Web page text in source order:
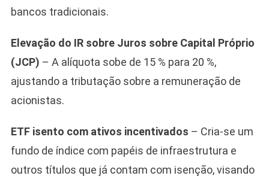
bancos tradicionais.
Elevação do IR sobre Juros sobre Capital Próprio
(JCP) – A alíquota sobe de 15 % para 20 %,
ajustando a tributação sobre a remuneração de
acionistas.
ETF isento com ativos incentivados – Cria-se um
fundo de índice com papéis de infraestrutura e
outros títulos que já contam com isenção, visando